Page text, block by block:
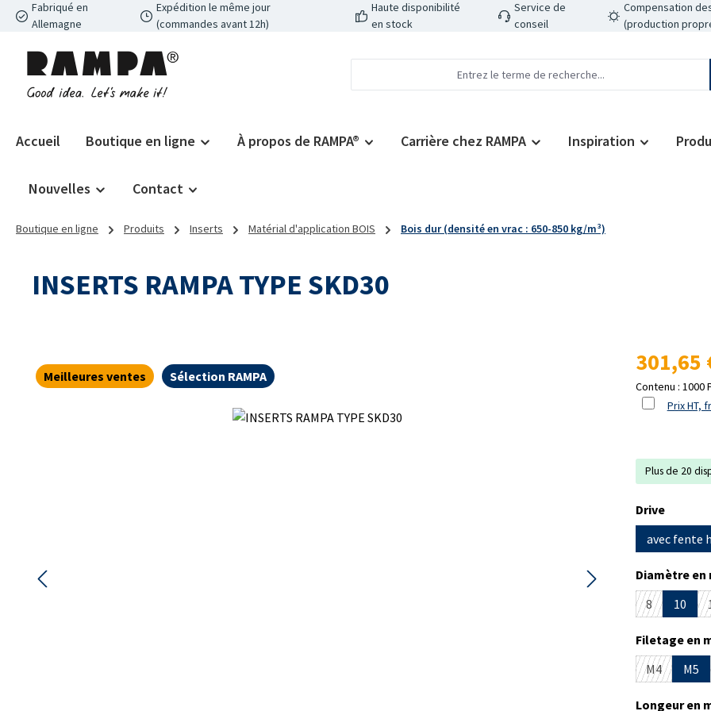
au contenu principal
Passer à la recherche
Passer à la navigation principale
Fabriqué en
Allemagne
Expédition le même jour
(commandes avant 12h)
Haute disponibilité
en stock
Service de
conseil
Compensation
(production
Accueil Boutique en ligne À propos de RAMPA® Carrière chez RAMPA Inspiration
Nouvelles Contact
Boutique en ligne Produits Inserts Matérial d'application BOIS Bois dur (densité en vrac : 650-850 kg/m³)
INSERTS RAMPA TYPE SKD30
Meilleures ventes Sélection RAMPA
Prix régulier :
301,65
Contenu : 1000
Prix HT,
Plus de 20
Sélectionnez
Drive
avec fente
Diamètre en
8
(Cette
10
Filetage en
M4
(Cette
M5
Longeur en